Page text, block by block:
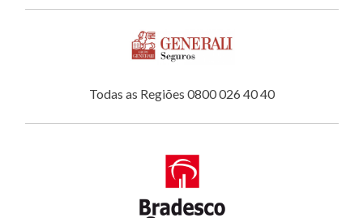
Todas as Regiões 0800 026 40 40